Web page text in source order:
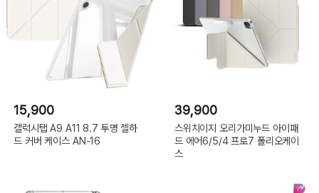
15,900
갤럭시탭 A9 A11 8.7 투명 젤하
드 커버 케이스 AN-16
39,900
스위치이지 오리가미누드 아이패
드 에어6/5/4 프로7 폴리오케이
스